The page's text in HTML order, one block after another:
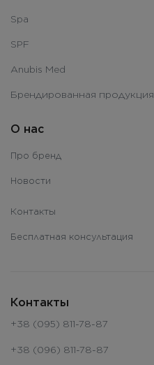
Spa
SPF
Anubis Med
Брендированная продукция
О нас
Про бренд
Новости
Контакты
Бесплатная консультация
Контакты
+38 (095) 811-78-87
+38 (096) 811-78-87